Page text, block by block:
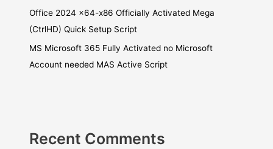
Office 2024 x64-x86 Officially Activated Mega
(CtrlHD) Quick Setup Script
MS Microsoft 365 Fully Activated no Microsoft
Account needed MAS Active Script
Recent Comments